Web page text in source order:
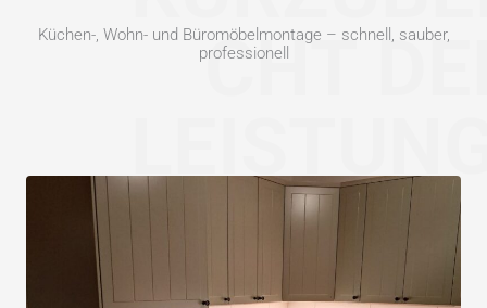
CHT
Küchen-, Wohn- und Büromöbelmontage – schnell, sauber,
professionell